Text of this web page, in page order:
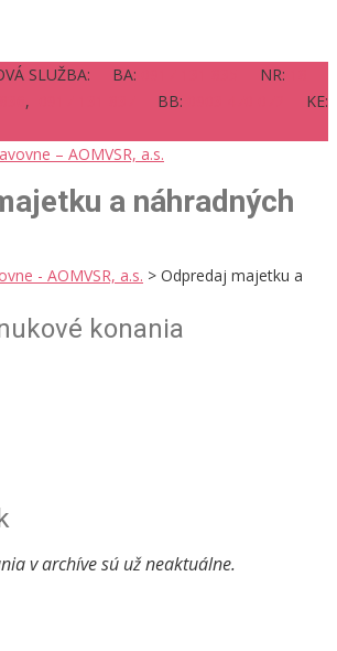
SLUŽBA: BA: NR:
, BB:
KE:
a náhradných
- AOMVSR, a.s. > Odpredaj majetku a
konania
v archíve sú už neaktuálne.